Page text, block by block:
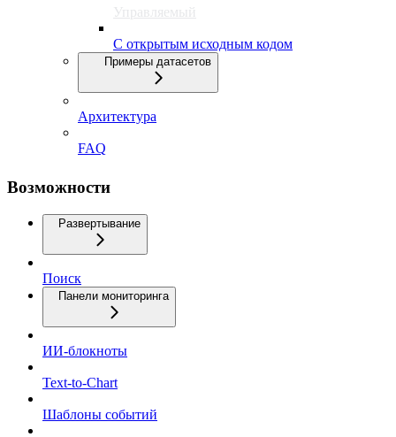
Управляемый
С открытым исходным кодом
Примеры датасетов
Архитектура
FAQ
Возможности
Развертывание
Поиск
Панели мониторинга
ИИ-блокноты
Text-to-Chart
Шаблоны событий